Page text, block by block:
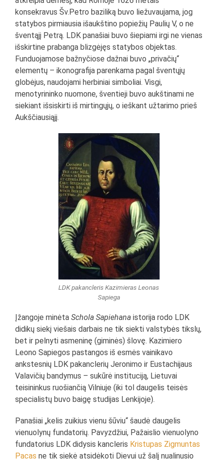
konsekravus Šv.Petro baziliką buvo liežuvaujama, jog
statybos pirmiausia išaukštino popiežių Paulių V, o ne
šventąjį Petrą. LDK panašiai buvo šiepiami irgi ne vienas
išskirtine prabanga blizgėjęs statybos objektas.
Funduojamose bažnyčiose dažnai buvo „privačių“
elementų – ikonografija parenkama pagal šventųjų
globėjus, naudojami herbiniai simboliai. Visgi,
menotyrininko nuomone, šventieji buvo aukštinami ne
siekiant išsiskirti iš mirtingųjų, o ieškant užtarimo prieš
Aukščiausiąjį.
LDK pakancleris Kazimieras Leonas
Sapiega
Įžangoje minėtaSchola Sapiehana istorija rodo LDK
didikų siekį viešais darbais ne tik siekti valstybės tikslų,
bet ir pelnyti asmeninę (giminės) šlovę. Kazimiero
Leono Sapiegos pastangos iš esmės vainikavo
ankstesnių LDK pakanclerių Jeronimo ir Eustachijaus
Valavičių bandymus – sukūrė instituciją, Lietuvai
teisininkus ruošiančią Vilniuje (iki tol daugelis teisės
specialistų buvo baigę studijas Lenkijoje).
Panašiai „kelis zuikius vienu šūviu“ šaudė daugelis
vienuolynų fundatorių. Pavyzdžiui, Pažaislio vienuolyno
fundatorius LDK didysis kancleris Kristupas Zigmuntas
Pacas ne tik siekė atsidėkoti Dievui už šalį nualinusio